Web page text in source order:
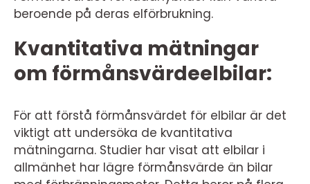
beroende på deras elförbrukning.
Kvantitativa mätningar
om förmånsvärdeelbilar:
För att förstå förmånsvärdet för elbilar är det
viktigt att undersöka de kvantitativa
mätningarna. Studier har visat att elbilar i
allmänhet har lägre förmånsvärde än bilar